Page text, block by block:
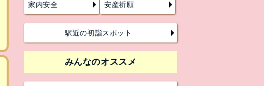
家内安全 安産祈願
駅近の初詣スポット
みんなのオススメ